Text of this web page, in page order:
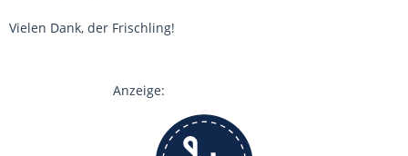
Vielen Dank, der Frischling!
Anzeige: